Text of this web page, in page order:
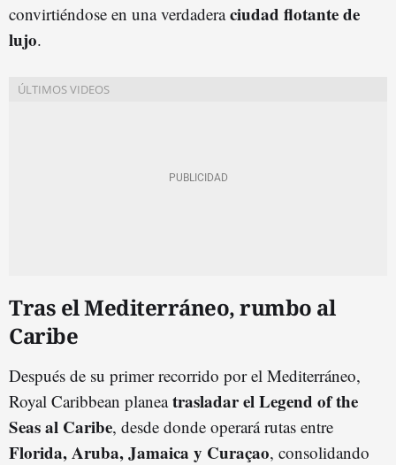
convirtiéndose en una verdaderaciudad flotante de
lujo.
Tras el Mediterráneo, rumbo al
Caribe
Después de su primer recorrido por el Mediterráneo,
Royal Caribbean planeatrasladar el Legend of the
Seas al Caribe, desde donde operará rutas entre
Florida, Aruba, Jamaica y Curaçao, consolidando